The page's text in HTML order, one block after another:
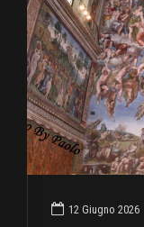
12 Giugno 2026